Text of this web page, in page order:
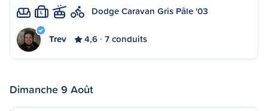
L Dodge Caravan Gris Pâle '03
Trev 4,6 7 conduits
Dimanche 9 Août